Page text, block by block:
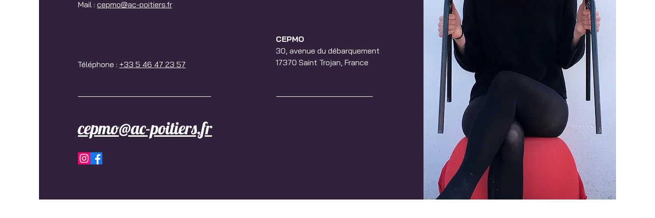
Mail : cepmo@ac-poitiers.fr
Téléphone : +33 5 46 47 23 57
CEPMO
30, avenue du débarquement
17370 Saint Trojan, France
cepmo@ac-poitiers.fr